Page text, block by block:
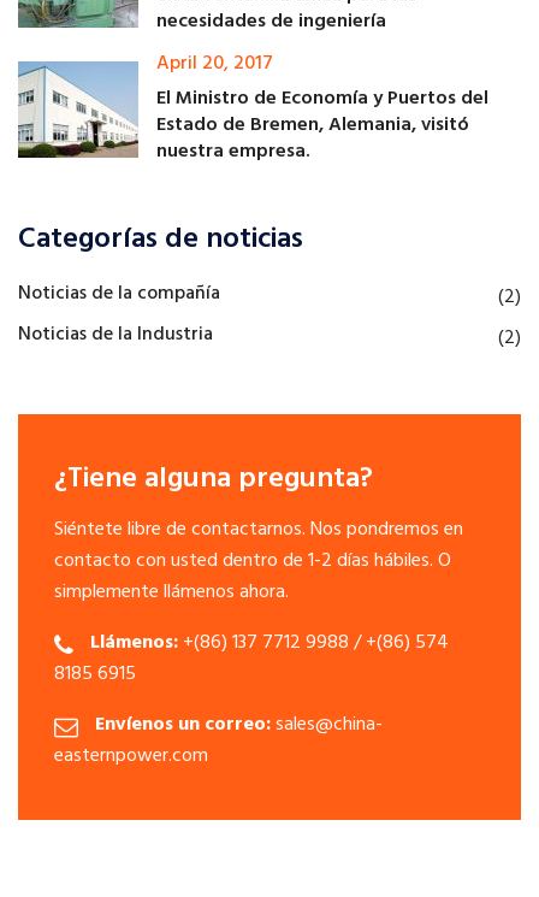
necesidades de ingeniería
April 20, 2017
El Ministro de Economía y Puertos del
Estado de Bremen, Alemania, visitó
nuestra empresa.
Categorías de noticias
Noticias de la compañía
(2)
Noticias de la Industria
(2)
¿Tiene alguna pregunta?
Siéntete libre de contactarnos. Nos pondremos en
contacto con usted dentro de 1-2 días hábiles. O
simplemente llámenos ahora.
Llámenos:+(86) 137 7712 9988 / +(86) 574
8185 6915
Envíenos un correo:sales@china-
easternpower.com